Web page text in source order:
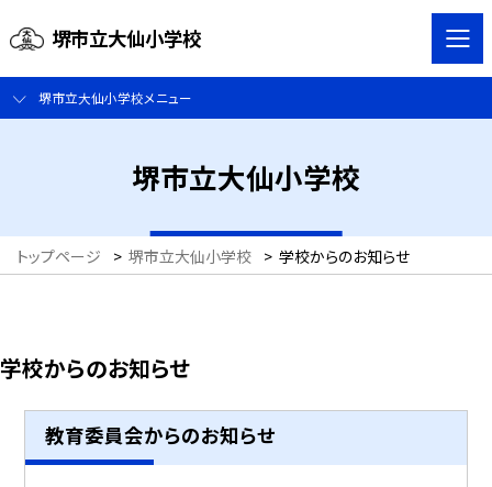
堺市立大仙小学校
堺市立大仙小学校メニュー
堺市立大仙小学校
トップページ > 堺市立大仙小学校 > 学校からのお知らせ
学校からのお知らせ
教育委員会からのお知らせ